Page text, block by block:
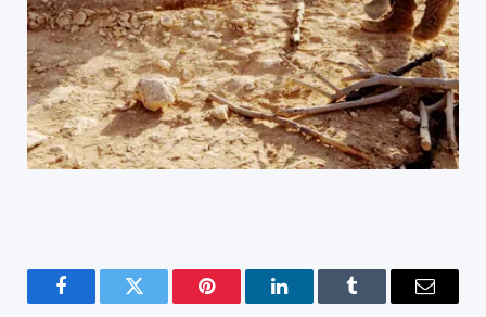
FacebookTwitter Pinterest LinkedInTumblr Email